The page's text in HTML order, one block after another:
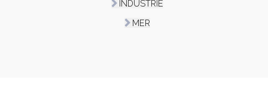
INDUSTRIE
MER